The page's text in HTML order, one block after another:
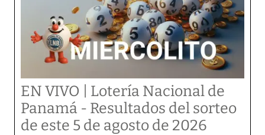
EN VIVO | Lotería Nacional de
Panamá - Resultados del sorteo
de este 5 de agosto de 2026